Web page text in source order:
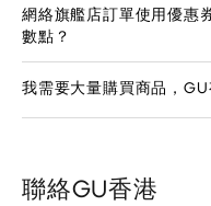
網絡旗艦店訂單使用優惠
數點？
我需要大量購買商品，
聯絡GU香港